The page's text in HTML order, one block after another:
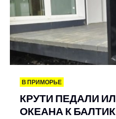
В ПРИМОРЬЕ
КРУТИ ПЕДАЛИ
ОКЕАНА К